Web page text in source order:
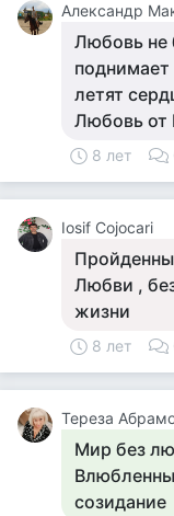
Александр
Любовь не
поднимает
летят
Любовь от
8 лет
Iosif Cojocari
Любви ,
жизни
8 лет
Тереза
Мир без
созидание